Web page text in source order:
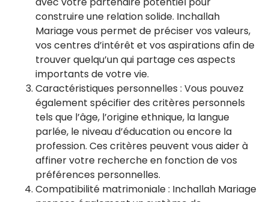
construire une relation solide. Inchallah
Mariage vous permet de préciser vos valeurs,
vos centres d’intérêt et vos aspirations afin de
trouver quelqu’un qui partage ces aspects
importants de votre vie.
Caractéristiques personnelles : Vous pouvez
également spécifier des critères personnels
tels que l’âge, l’origine ethnique, la langue
parlée, le niveau d’éducation ou encore la
profession. Ces critères peuvent vous aider à
affiner votre recherche en fonction de vos
préférences personnelles.
Compatibilité matrimoniale : Inchallah Mariage